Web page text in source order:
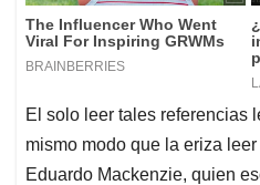
El solo leer tales referencias
mismo modo que la eriza
Eduardo Mackenzie, quien